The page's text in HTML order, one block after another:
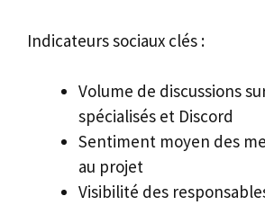
Indicateurs sociaux clés :
Volume de discussions
spécialisés et Discord
Sentiment moyen des
au projet
Visibilité des